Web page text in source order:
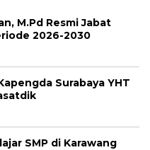
M.Pd Resmi Jabat
2026-2030
Surabaya YHT
SMP di Karawang